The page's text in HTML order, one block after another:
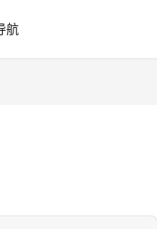
航